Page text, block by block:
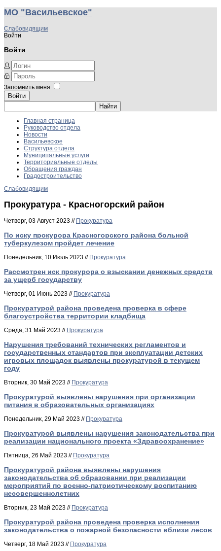
МО "Васильевское"
Слабовидящим
Войти
Войти
Запомнить меня
Войти
Главная страница
Руководство отдела
Новости
Васильевское
Структура отдела
Муниципальные услуги
Территориальные отделы
Обращения граждан
Градостроительство
Слабовидящим
Прокуратура - Красногорский район
Четверг, 03 Август 2023 // Прокуратура
По иску прокурора Красногорского района больной
туберкулезом пройдет лечение
Понедельник, 10 Июль 2023 // Прокуратура
Рассмотрен иск прокурора о взыскании денежных средств
за ущерб государству
Четверг, 01 Июнь 2023 // Прокуратура
Прокуратурой района проведена проверка в сфере
благоустройства территории кладбища
Среда, 31 Май 2023 // Прокуратура
Нарушения требований технических регламентов и
государственных стандартов при эксплуатации детских
игровых площадок выявлены прокуратурой в текущем
году
Вторник, 30 Май 2023 // Прокуратура
Прокуратурой выявлены нарушения при организации
питания в образовательных организациях
Понедельник, 29 Май 2023 // Прокуратура
Прокуратурой выявлены нарушения законодательства при
реализации национального проекта «Здравоохранение»
Пятница, 26 Май 2023 // Прокуратура
Прокуратурой района выявлены нарушения
законодательства об образовании при реализации
мероприятий по военно-патриотическому воспитанию
несовершеннолетних
Вторник, 23 Май 2023 // Прокуратура
Прокуратурой района проведена проверка исполнения
законодательства о пожарной безопасности вблизи лесов
Четверг, 18 Май 2023 // Прокуратура